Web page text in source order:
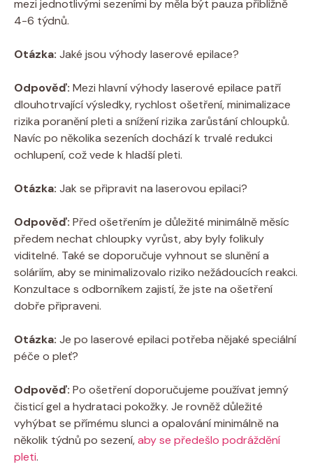
mezi jednotlivými sezeními by měla být pauza přibližně
4-6 týdnů.
Otázka: Jaké jsou výhody laserové epilace?
Odpověď: Mezi hlavní výhody laserové epilace patří
dlouhotrvající výsledky, rychlost ošetření, minimalizace
rizika poranění pleti a snížení rizika zarůstání chloupků.
Navíc po několika sezeních dochází k trvalé redukci
ochlupení, což vede k hladší pleti.
Otázka: Jak se připravit na laserovou epilaci?
Odpověď: Před ošetřením je důležité minimálně měsíc
předem nechat chloupky vyrůst, aby byly folikuly
viditelné. Také se doporučuje vyhnout se slunění a
soláriím, aby se minimalizovalo riziko nežádoucích reakci.
Konzultace s odborníkem zajistí, že jste na ošetření
dobře připraveni.
Otázka: Je po laserové epilaci potřeba nějaké speciální
péče o pleť?
Odpověď: Po ošetření doporučujeme používat jemný
čisticí gel a hydrataci pokožky. Je rovněž důležité
vyhýbat se přímému slunci a opalování minimálně na
několik týdnů po sezení,aby se předešlo podráždění
pleti.